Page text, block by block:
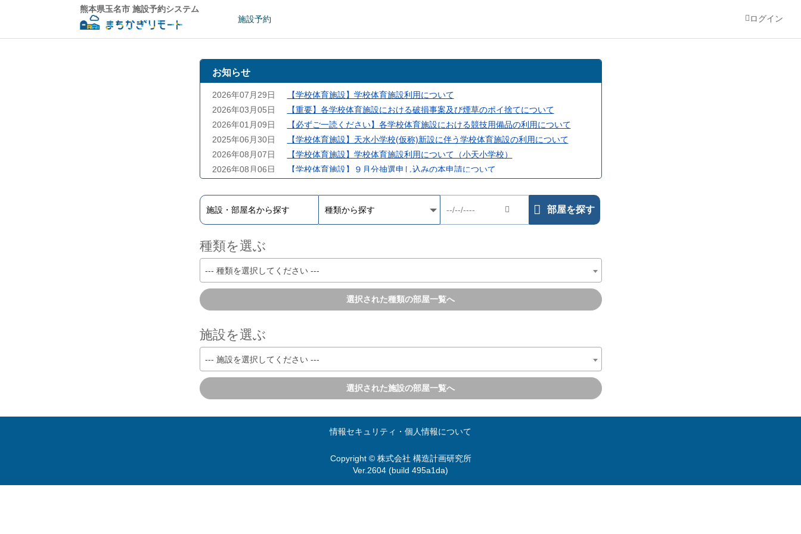
熊本県玉名市 施設予約システム
施設予約
ログイン
お知らせ
2026年07月29日
【学校体育施設】学校体育施設利用について
2026年03月05日
【重要】各学校体育施設における破損事案及び煙草のポイ捨てについて
2026年01月09日
【必ずご一読ください】各学校体育施設における競技用備品の利用について
2025年06月30日
【学校体育施設】天水小学校(仮称)新設に伴う学校体育施設の利用について
2026年08月07日
【学校体育施設】学校体育施設利用について（小天小学校）
2026年08月06日
【学校体育施設】９月分抽選申し込みの本申請について
【学校体育施設】大会で使用する場合について
2023年04月03日
【学校体育施設】予約申請ができない場合について
部屋を探す
種類を選ぶ
--- 種類を選択してください ---
選択された種類の部屋一覧へ
施設を選ぶ
--- 施設を選択してください ---
選択された施設の部屋一覧へ
情報セキュリティ・個人情報について
Copyright © 株式会社 構造計画研究所
Ver.2604 (build 495a1da)